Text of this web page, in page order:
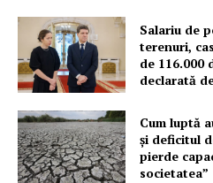
Un
FREEDOM
Salariu de
terenuri,
de 116.000
declarată
Cum luptă
și deficitul
pierde
societatea”